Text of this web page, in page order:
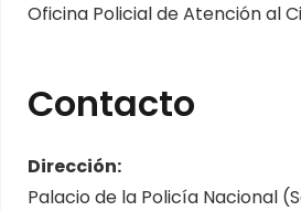
Oficina Policial de Atención al
Contacto
Dirección:
Palacio de la Policía Nacional